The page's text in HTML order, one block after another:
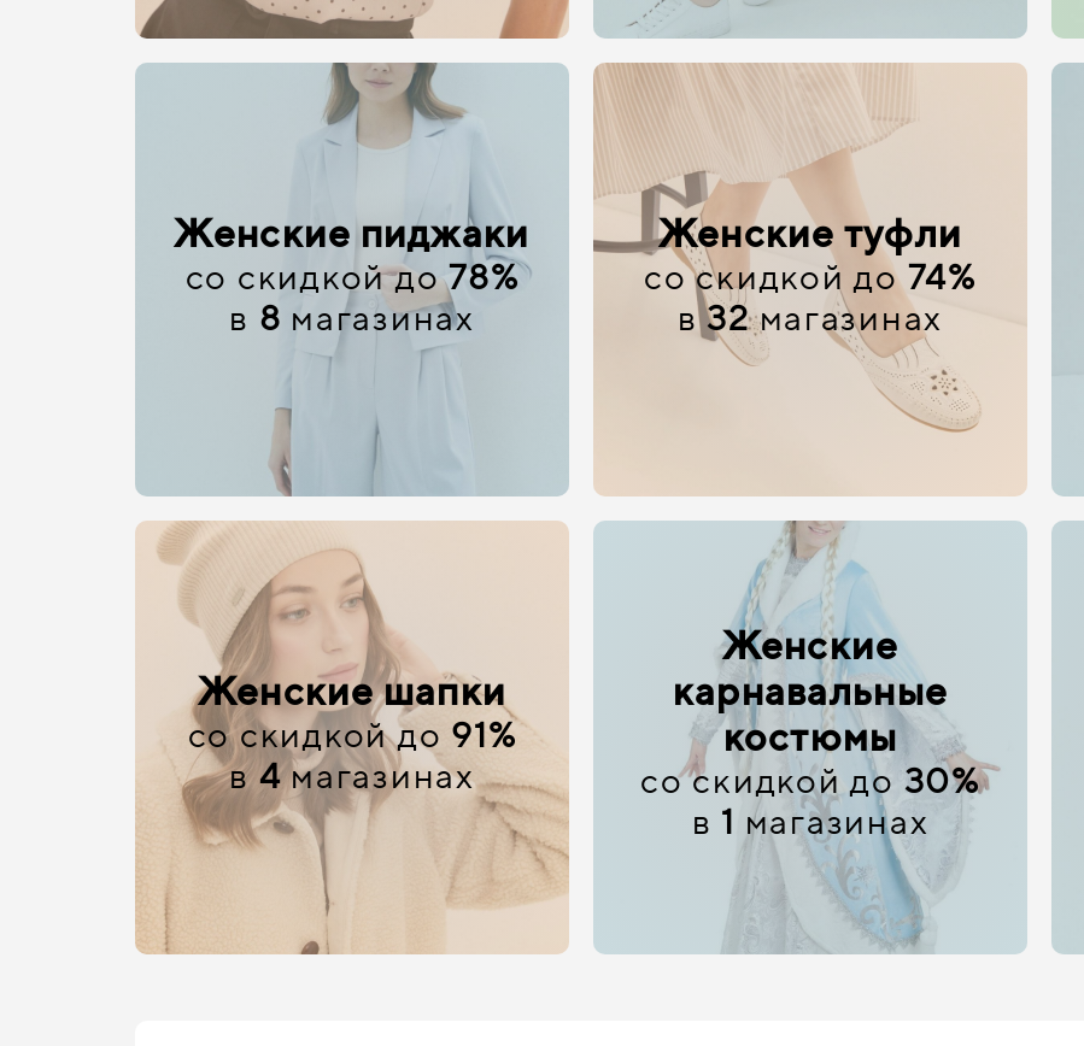
Женские пиджаки
со скидкой до78%
в 8 магазинах
Женские туфли
со скидкой до74%
в32магазинах
Женские шапки
со скидкой до 91%
в4магазинах
Женские
карнавальные
костюмы
со скидкой до30%
в 1 магазинах